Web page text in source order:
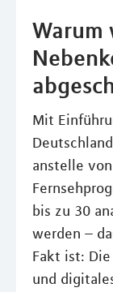
Warum
Mit
anstelle
bis zu 30
werden –
Fakt ist:
und